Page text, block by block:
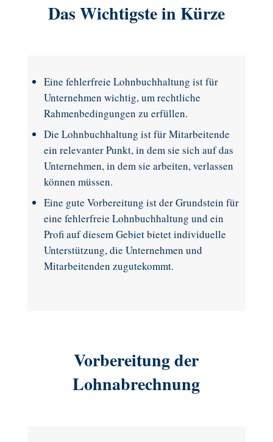
Das Wichtigste in Kürze
Eine fehlerfreie Lohnbuchhaltung ist für
Unternehmen wichtig, um rechtliche
Rahmenbedingungen zu erfüllen.
Die Lohnbuchhaltung ist für Mitarbeitende
ein relevanter Punkt, in dem sie sich auf das
Unternehmen, in dem sie arbeiten, verlassen
können müssen.
Eine gute Vorbereitung ist der Grundstein für
eine fehlerfreie Lohnbuchhaltung und ein
Profi auf diesem Gebiet bietet individuelle
Unterstützung, die Unternehmen und
Mitarbeitenden zugutekommt.
Vorbereitung der
Lohnabrechnung